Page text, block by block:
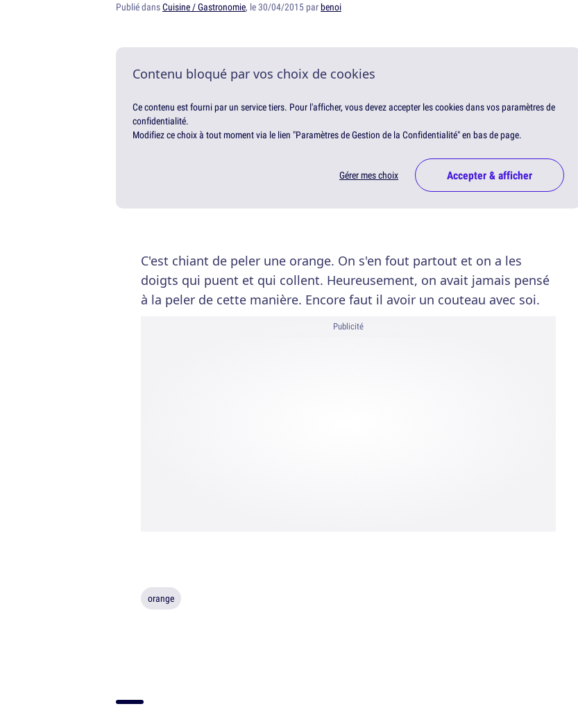
Publié dansCuisine / Gastronomie, le 30/04/2015 parbenoi
Contenu bloqué par vos choix de cookies
Ce contenu est fourni par un service tiers. Pour l'afficher, vous devez accepter les cookies dans vos paramètres de
confidentialité.
Modifiez ce choix à tout moment via le lien "Paramètres de Gestion de la Confidentialité" en bas de page.
Gérer mes choix Accepter & afficher
C'est chiant de peler une orange. On s'en fout partout et on a les
doigts qui puent et qui collent. Heureusement, on avait jamais pensé
à la peler de cette manière. Encore faut il avoir un couteau avec soi.
Publicité
orange